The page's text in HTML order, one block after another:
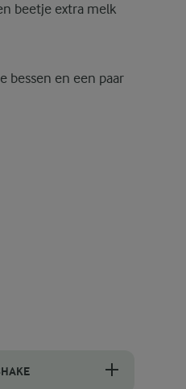
beetje extra melk
bessen en een paar